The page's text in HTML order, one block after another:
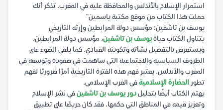
استمرار الإسلام بالأندلس والمحافظة عليه في المغرب. تذكر أنك
حملت هذا الكتاب من موقع مكتبة ياسمين"
يوسف بن تاشفين: مؤسس دولة المرابطين وإرثه التاريخي
يتناول الكتاب حياةيوسف بن تاشفين، مؤسس دولة المرابطين،
ويستعرض بالتفصيل نشأته وتكوينه القيادي. كما يلقي الضوء على
الظروف السياسية والاجتماعية التي ساهمت في صعوده وتوسعه في
المغرب والأندلس. يعتبر فهم هذه الفترة التاريخية أمرًا ضروريًا لفهم
تطور الحضارة الإسلاميةفي الغرب الإسلامي.
يهتم الكتاب أيضًا بتحليلدور يوسف بن تاشفينفي نشر الإسلام
وتعزيز قيمه في المناطق التي حكمها. فقد كان حريصًا على تطبيق